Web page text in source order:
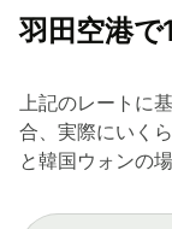
羽田空港
上記のレートに
合、実際にいく
と韓国ウォンの